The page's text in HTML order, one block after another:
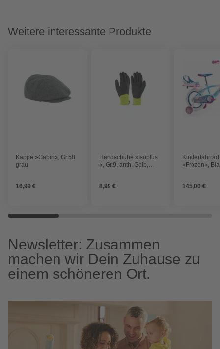
Weitere interessante Produkte
Kappe »Gabin«, Gr.58
grau
16,99 €
Handschuhe »Isoplus
«, Gr.9, anth. Gelb,
8,99 €
Kinderfahrrad
»Frozen«,
145,00 €
Newsletter: Zusammen
machen wir Dein Zuhause zu
einem schöneren Ort.